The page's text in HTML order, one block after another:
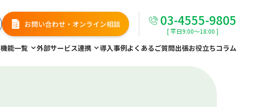
お問い合わせ・オンライン相談 03-4555-9805
[ 平日9:00～18:00 ]
機能一覧 外部サービス連携 導入事例よくあるご質問出張お役立ちコラム